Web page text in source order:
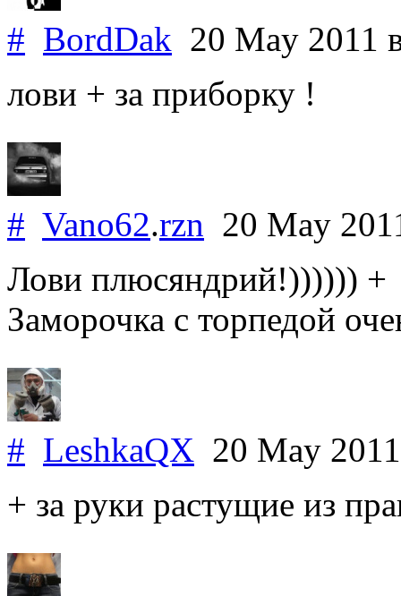
# BordDak 20 May 2011
лови + за приборку !
# Vano62.rzn 20 May
Лови плюсяндрий!)))))) +
Заморочка с торпедой
# LeshkaQX 20 May
+ за руки растущие из